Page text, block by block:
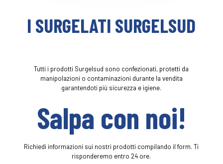
I SURGELATI SURGELSUD
Tutti i prodotti Surgelsud sono confezionati, protetti da
manipolazioni o contaminazioni durante la vendita
garantendoti più sicurezza e igiene.
Salpa con noi!
Richiedi informazioni sui nostri prodotti compilando il form. Ti
risponderemo entro 24 ore.